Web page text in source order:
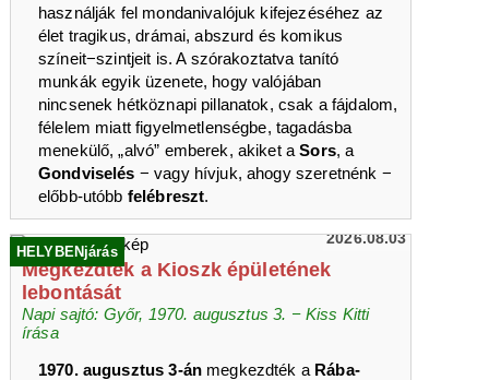
használják fel mondanivalójuk kifejezéséhez az
élet tragikus, drámai, abszurd és komikus
színeit−szintjeit is. A szórakoztatva tanító
munkák egyik üzenete, hogy valójában
nincsenek hétköznapi pillanatok, csak a fájdalom,
félelem miatt figyelmetlenségbe, tagadásba
menekülő, „alvó” emberek, akiket aSors, a
Gondviselés − vagy hívjuk, ahogy szeretnénk −
előbb-utóbb felébreszt.
HELYBENjárás
2026.08.03
Megkezdték a Kioszk épületének
lebontását
Napi sajtó: Győr, 1970. augusztus 3. − Kiss Kitti
írása
1970. augusztus 3-ánmegkezdték a Rába-